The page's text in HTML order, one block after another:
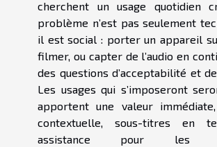
cherchent un usage quotidien
problème n’est pas seulement
il est social : porter un appareil
filmer, ou capter de l’audio en
des questions d’acceptabilité et
Les usages qui s’imposeront
apportent une valeur
contextuelle, sous-titres en
assistance pour les